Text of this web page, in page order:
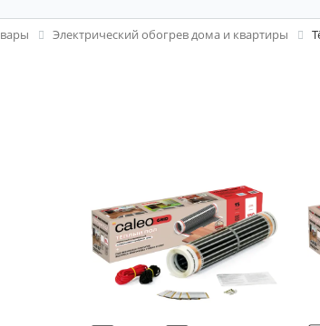
Электрический обогрев дома и квартиры